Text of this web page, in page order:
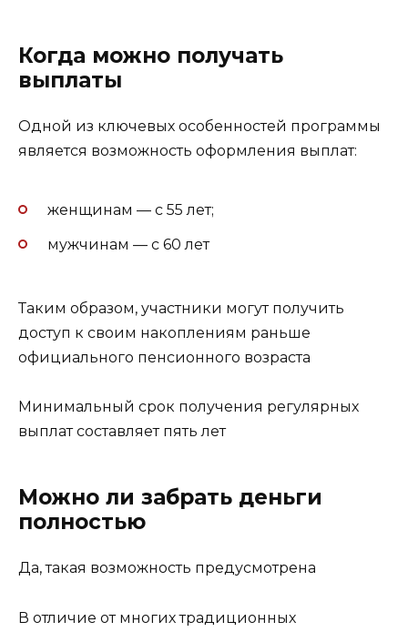
Когда можно получать
выплаты
Одной из ключевых особенностей программы
является возможность оформления выплат:
женщинам — с 55 лет;
мужчинам — с 60 лет
Таким образом, участники могут получить
доступ к своим накоплениям раньше
официального пенсионного возраста
Минимальный срок получения регулярных
выплат составляет пять лет
Можно ли забрать деньги
полностью
Да, такая возможность предусмотрена
В отличие от многих традиционных